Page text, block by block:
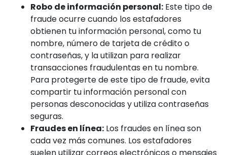
Robo de información personal: Este tipo de
fraude ocurre cuando los estafadores
obtienen tu información personal, como tu
nombre, número de tarjeta de crédito o
contraseñas, y la utilizan para realizar
transacciones fraudulentas en tu nombre.
Para protegerte de este tipo de fraude, evita
compartir tu información personal con
personas desconocidas y utiliza contraseñas
seguras.
Fraudes en línea: Los fraudes en línea son
cada vez más comunes. Los estafadores
suelen utilizar correos electrónicos o mensajes